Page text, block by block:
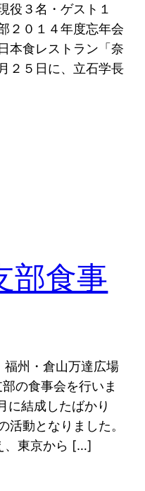
役３名・ゲスト１
２０１４年度忘年会
本食レストラン「奈
２５日に、立石学長
部食事
州・倉山万達広場
の食事会を行いま
に結成したばかり
活動となりました。
、東京から […]